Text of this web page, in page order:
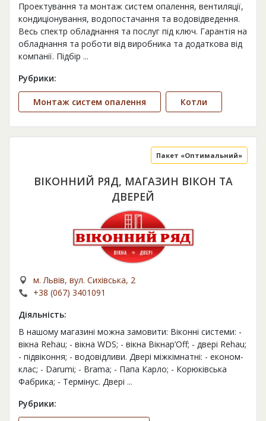
Проектування та монтаж систем опалення, вентиляції,
кондиціонування, водопостачання та водовідведення.
Весь спектр обладнання та послуг під ключ. Гарантія на
обладнання та роботи від виробника та додаткова від
компанії. Підбір ...
Рубрики:
Монтаж систем опалення Котли
ВІКОННИЙ РЯД, МАГАЗИН ВІКОН ТА
ДВЕРЕЙ
Пакет «Оптимальний»
м. Львів, вул. Сихівська, 2
+38 (067) 3401091
Діяльність:
В нашому магазині можна замовити: Віконні системи: -
вікна Rehau; - вікна WDS; - вікна Вікнар’Off; - двері Rehau;
- підвіконня; - водовідливи. Двері міжкімнатні: - економ-
клас; - Darumi; - Brama; - Папа Карло; - Корюківська
Фабрика; - Термінус. Двері ...
Рубрики: